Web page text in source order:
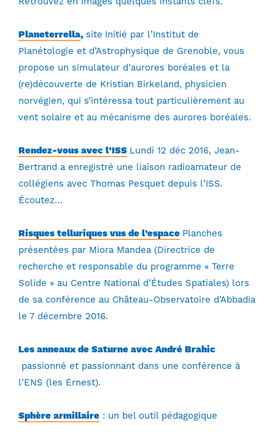
Planeterrella, site Initié par l’Institut de
Planétologie et d’Astrophysique de Grenoble, vous
propose un simulateur d’aurores boréales et la
(re)découverte de Kristian Birkeland, physicien
norvégien, qui s’intéressa tout particulièrement au
vent solaire et au mécanisme des aurores boréales.
Rendez-vous avec l’ISS Lundi 12 déc 2016, Jean-
Bertrand a enregistré une liaison radioamateur de
collégiens avec Thomas Pesquet depuis l’ISS.
Écoutez…
Risques telluriques vus de l’espace Planches
présentées par Miora Mandea (Directrice de
recherche et responsable du programme « Terre
Solide » au Centre National d’Études Spatiales) lors
de sa conférence au Château-Observatoire d’Abbadia
le 7 décembre 2016.
Les anneaux de Saturne avec André Brahic
passionné et passionnant dans une conférence à
l’ENS (les Ernest).
Sphère armillaire : un bel outil pédagogique